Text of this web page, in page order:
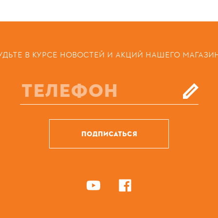
В КУРСЕ НОВОСТЕЙ И АКЦИЙ НАШЕГО
ПОДПИСАТЬСЯ